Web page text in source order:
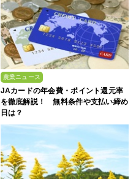
農業ニュース
JAカードの年会費・ポイント還元率
を徹底解説！ 無料条件や支払い締め
日は？